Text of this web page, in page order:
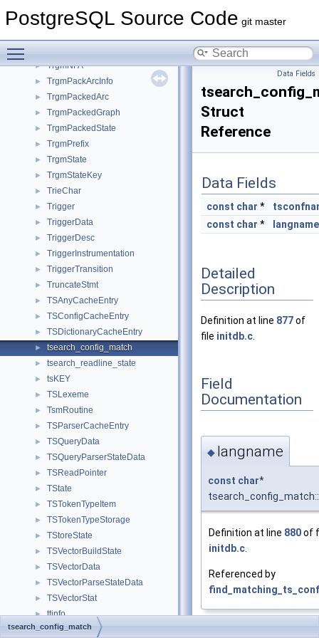
PostgreSQL Source Code git master
► TrgmArcInfo
► TrgmNFA
► TrgmPackArcInfo
► TrgmPackedArc
► TrgmPackedGraph
► TrgmPackedState
► TrgmPrefix
► TrgmState
► TrgmStateKey
► TrieChar
► Trigger
► TriggerData
► TriggerDesc
► TriggerInstrumentation
► TriggerTransition
► TruncateStmt
► TSAnyCacheEntry
► TSConfigCacheEntry
► TSDictionaryCacheEntry
► tsearch_config_match
► tsearch_readline_state
► tsKEY
► TSLexeme
► TsmRoutine
► TSParserCacheEntry
► TSQueryData
► TSQueryParserStateData
► TSReadPointer
► TState
► TSTokenTypeItem
► TSTokenTypeStorage
► TStoreState
► TSVectorBuildState
► TSVectorData
► TSVectorParseStateData
► TSVectorStat
► ttinfo
► TupleConstr
Data Fields
Struct
Reference
Data Fields
const char *
const char * langname
Detailed
Description
Definition at line 877of
file initdb.c
Field
Documentation
◆ langname
const char*
Definition at line 880of
initdb.c
Referenced by
tsearch_config_match